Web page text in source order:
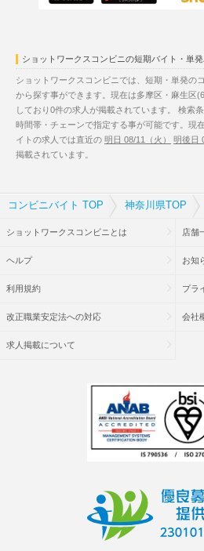
ショットワークスコンビニの短期バイト・単
ショットワークスコンビニでは、短期・単発の
から探す事ができます。現在は多摩区・麻生区
しており0件の求人が掲載されています。 検索
時間帯・チェーンで指定する事が可能です。現
イトの求人では直近の 明日 08/11（火） 明後日
掲載されています。
コンビニバイト TOP 神奈川県TOP
ショットワークスコンビニとは 店舗
ヘルプ お知
利用規約 プラ
改正職業安定法への対応 会社
求人掲載について